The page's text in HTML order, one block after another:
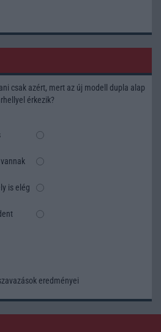
csak azért, mert az új modell dupla alap
érkezik?
is elég
eredményei